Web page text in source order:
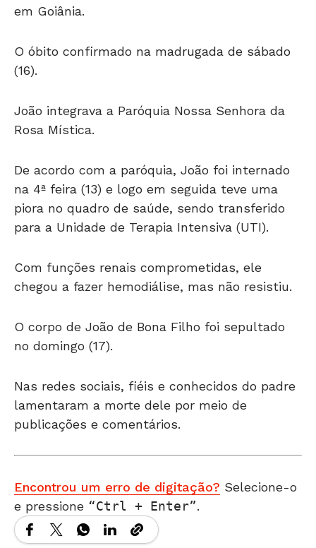
em Goiânia.
O óbito confirmado na madrugada de sábado
(16).
João integrava a Paróquia Nossa Senhora da
Rosa Mística.
De acordo com a paróquia, João foi internado
na 4ª feira (13) e logo em seguida teve uma
piora no quadro de saúde, sendo transferido
para a Unidade de Terapia Intensiva (UTI).
Com funções renais comprometidas, ele
chegou a fazer hemodiálise, mas não resistiu.
O corpo de João de Bona Filho foi sepultado
no domingo (17).
Nas redes sociais, fiéis e conhecidos do padre
lamentaram a morte dele por meio de
publicações e comentários.
Encontrou um erro de digitação? Selecione-o
e pressione
Ctrl + Enter .